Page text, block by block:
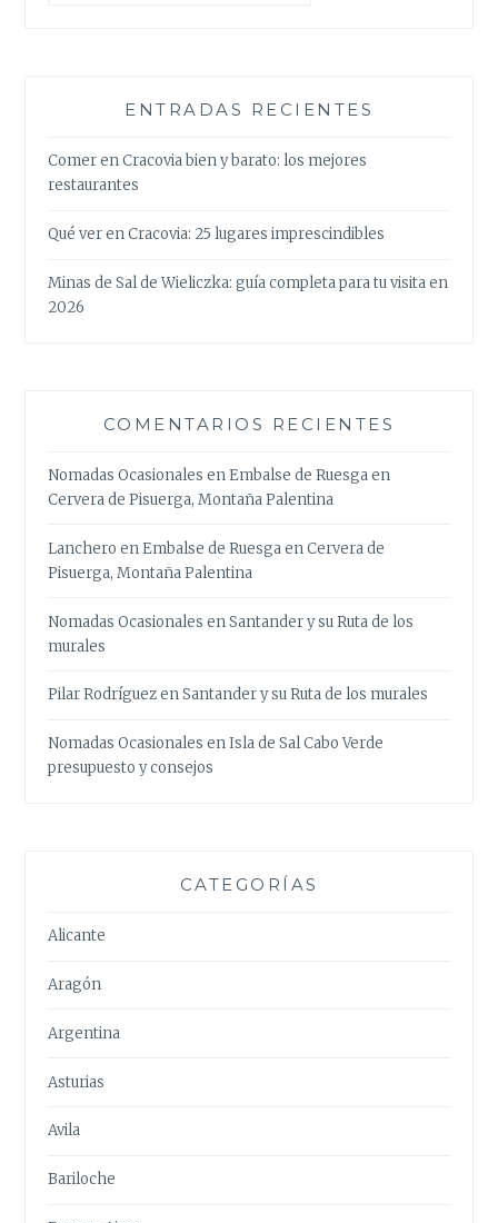
ENTRADAS RECIENTES
Comer en Cracovia bien y barato: los mejores
restaurantes
Qué ver en Cracovia: 25 lugares imprescindibles
Minas de Sal de Wieliczka: guía completa para tu visita en
2026
COMENTARIOS RECIENTES
Nomadas Ocasionales enEmbalse de Ruesga en
Cervera de Pisuerga, Montaña Palentina
Lanchero enEmbalse de Ruesga en Cervera de
Pisuerga, Montaña Palentina
Nomadas Ocasionales enSantander y su Ruta de los
murales
Pilar RodríguezenSantander y su Ruta de los murales
Nomadas Ocasionales enIsla de Sal Cabo Verde
presupuesto y consejos
CATEGORÍAS
Alicante
Aragón
Argentina
Asturias
Avila
Bariloche